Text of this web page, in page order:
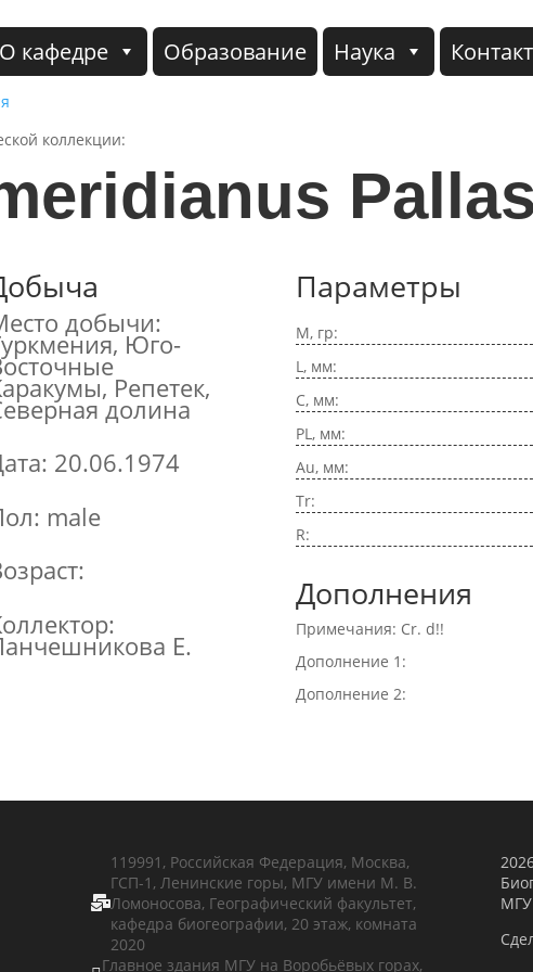
О кафедре Образование Наука
коллекции:
Pallas
добычи:
Юго-
Репетек,
долина
20.06.1974
male
Е.
Параметры
M, гр:
L, мм:
C, мм:
PL, мм:
Au, мм:
Tr:
R:
Дополнения
Примечания: Cr. d!!
Дополнение 1:
Дополнение 2:

119991, Российская Федерация, Москва,
ГСП-1, Ленинские горы, МГУ имени М. В.
Ломоносова, Географический факультет,
кафедра биогеографии, 20 этаж, комната
2020
Главное здания МГУ на Воробьёвых горах,